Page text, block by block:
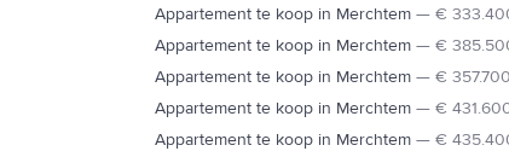
Appartement te koop in Merchtem — €
Appartement te koop in Merchtem — €
Appartement te koop in Merchtem — €
Appartement te koop in Merchtem — €
Appartement te koop in Merchtem — €